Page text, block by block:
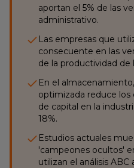
aportan el 5% de las
administrativo.
Las empresas que
consecuente en las
de la productividad de
En el
optimizada reduce los
de capital en la
18%.
Estudios actuales
'campeones ocultos'
utilizan el análisis